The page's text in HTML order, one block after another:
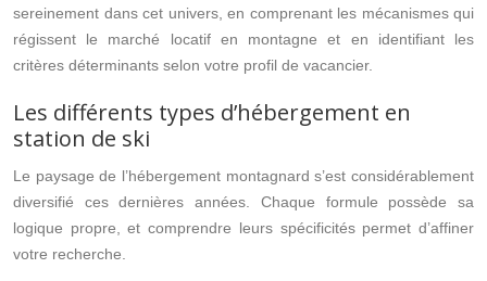
sereinement dans cet univers, en comprenant les mécanismes qui
régissent le marché locatif en montagne et en identifiant les
critères déterminants selon votre profil de vacancier.
Les différents types d’hébergement en
station de ski
Le paysage de l’hébergement montagnard s’est considérablement
diversifié ces dernières années. Chaque formule possède sa
logique propre, et comprendre leurs spécificités permet d’affiner
votre recherche.